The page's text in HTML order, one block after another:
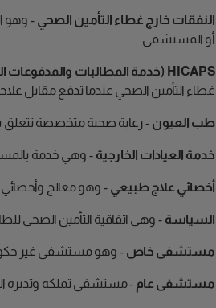
النفقات خارج غطاء التأمين الصحي - وهو
أو المستشفى.
HICAPS (خدمة المطالبات والمدفوعات الصحية
غطاء التأمين الصحي عندما تدفع مقابل
طب العيون - رعاية صحية متخصصة تتعلق
خدمة العيادات الخارجية - وهي خدمة
أخصائي علاج طبيعي - وهو معالج
السياسة - وهي اتفاقية التأمين الصحي
مستشفى خاص - وهو مستشفى غير
مستشفى عام - مستشفى تملكه وتديره